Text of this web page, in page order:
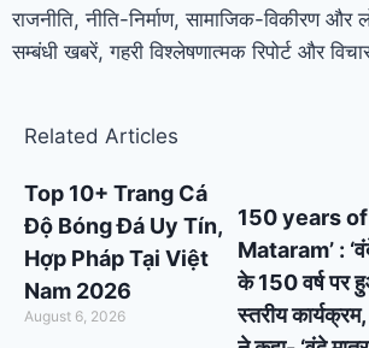
राजनीति, नीति-निर्माण, सामाजिक-विकीरण
सम्बंधी खबरें, गहरी विश्लेषणात्मक रिपोर्ट और
Related Articles
Top 10+ Trang Cá
Độ Bóng Đá Uy Tín,
Hợp Pháp Tại Việt
Nam 2026
August 6, 2026
150 years of
Mataram’ :
के 150 वर्ष पर
स्तरीय